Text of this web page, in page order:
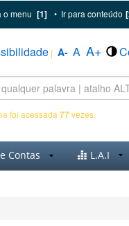
o menu [1] • Ir para conteúdo
| A- A A+
foi acessada 77vezes.
Contas L.A.I